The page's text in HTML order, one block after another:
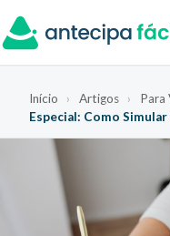
Início › Artigos › Para
Especial: Como